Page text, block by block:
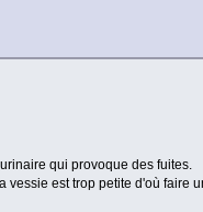
qui provoque des fuites.
d'où faire une